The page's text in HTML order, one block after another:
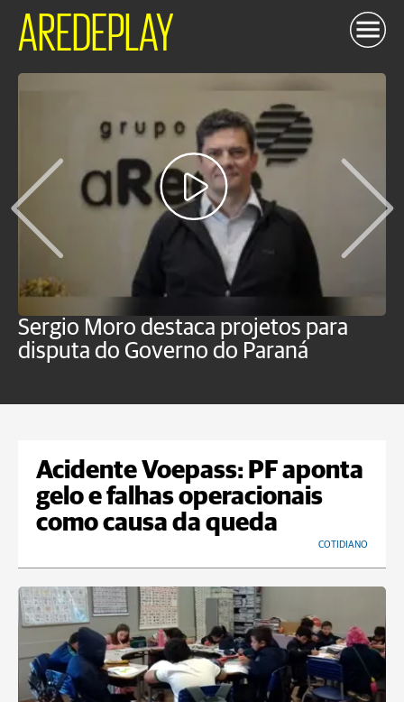
AREDEPLAY
Sergio Moro destaca projetos para
disputa do Governo do Paraná
Acidente Voepass: PF aponta
gelo e falhas operacionais
como causa da queda
COTIDIANO